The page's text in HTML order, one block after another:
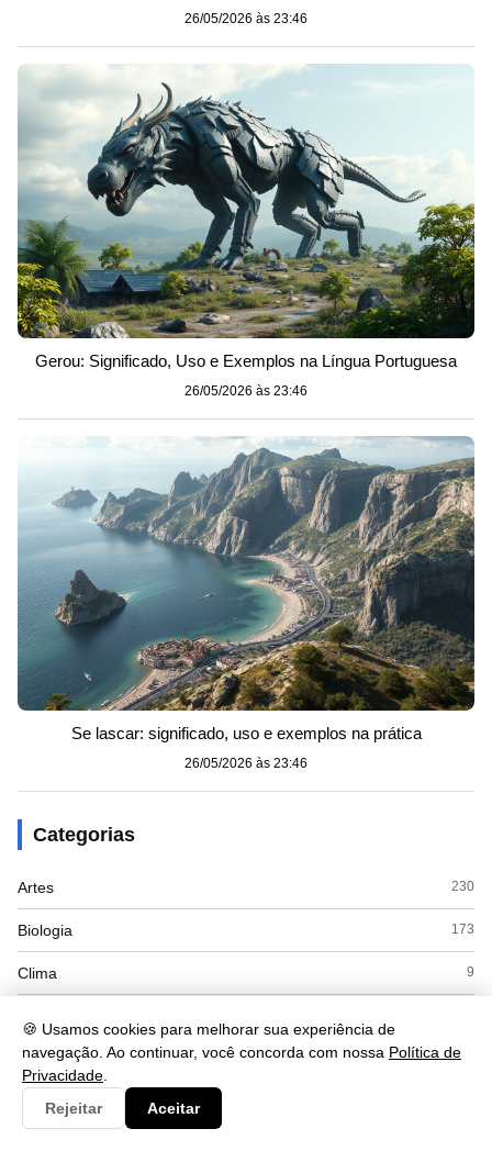
🍪 Usamos cookies para melhorar sua experiência de
navegação. Ao continuar, você concorda com nossa Política de
Privacidade
Rejeitar
Aceitar
26/05/2026 às 23:46
Gerou: Significado, Uso e Exemplos na Língua Portuguesa
26/05/2026 às 23:46
Se lascar: significado, uso e exemplos na prática
26/05/2026 às 23:46
Categorias
Artes 230
Biologia 173
Clima 9
Economia 415
Educacao